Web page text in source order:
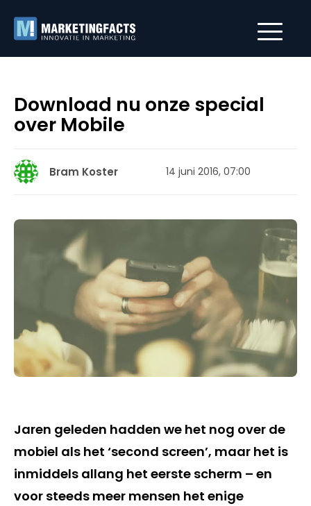
Download nu onze special
over Mobile
Bram Koster 14 juni 2016, 07:00
Jaren geleden hadden we het nog over de
mobiel als het ‘second screen’, maar het is
inmiddels allang het eerste scherm – en
voor steeds meer mensen het enige